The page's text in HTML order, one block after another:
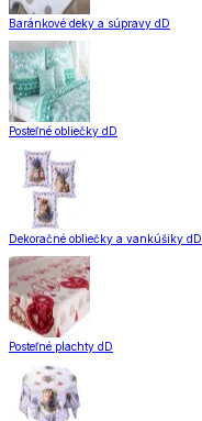
Baránkové deky a súpravy dD
Posteľné obliečky dD
Dekoračné obliečky a vankúšiky dD
Posteľné plachty dD